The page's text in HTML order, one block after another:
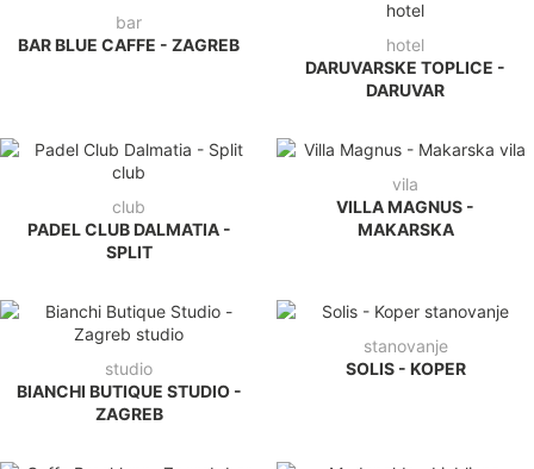
bar
BAR BLUE CAFFE - ZAGREB
hotel
DARUVARSKE TOPLICE -
DARUVAR
club
PADEL CLUB DALMATIA -
SPLIT
vila
VILLA MAGNUS -
MAKARSKA
studio
BIANCHI BUTIQUE STUDIO -
ZAGREB
stanovanje
SOLIS - KOPER